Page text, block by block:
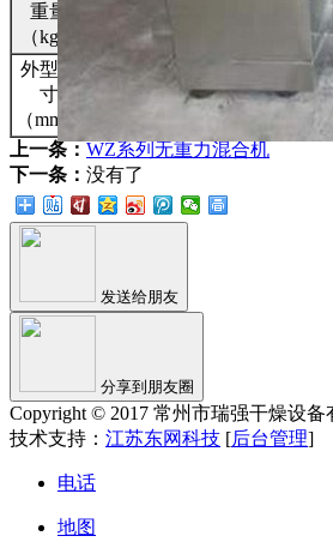
重量
（kg）
350
外型尺
寸
（mm）
1400×500×1000
上一条： WZ系列无重力混合机
下一条： 没有了
发送给朋友
分享到朋友圈
Copyright © 2017 常州市瑞强干燥设备
技术支持： 江苏东网科技 [后台管理]
电话
地图